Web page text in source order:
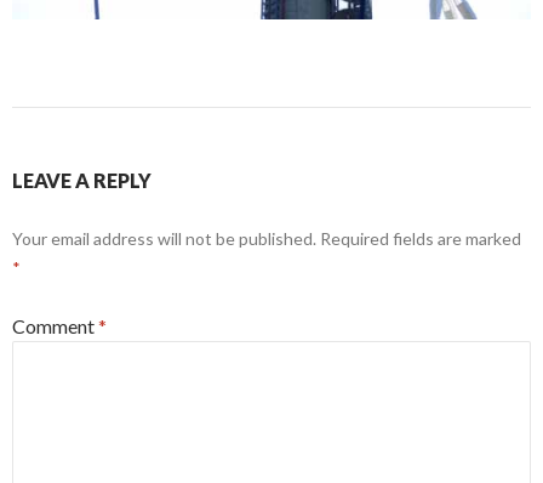
LEAVE A REPLY
Your email address will not be published. Required fields are marked
*
Comment*